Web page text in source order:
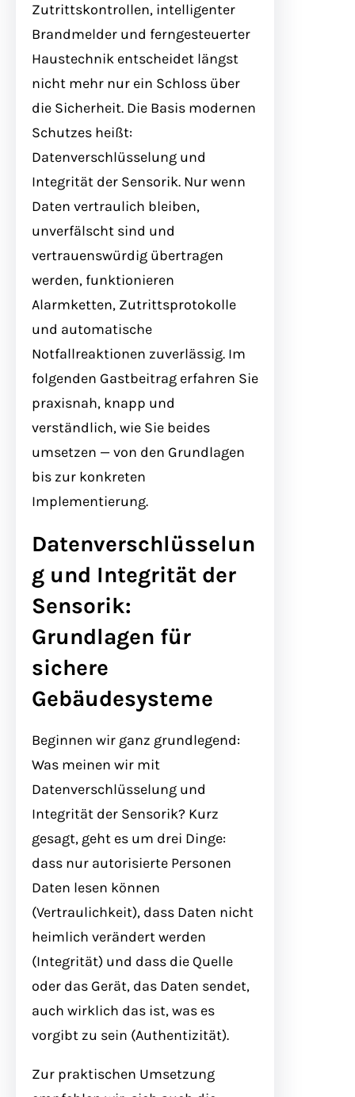
Zutrittskontrollen, intelligenter
Brandmelder und ferngesteuerter
Haustechnik entscheidet längst
nicht mehr nur ein Schloss über
die Sicherheit. Die Basis modernen
Schutzes heißt:
Datenverschlüsselung und
Integrität der Sensorik. Nur wenn
Daten vertraulich bleiben,
unverfälscht sind und
vertrauenswürdig übertragen
werden, funktionieren
Alarmketten, Zutrittsprotokolle
und automatische
Notfallreaktionen zuverlässig. Im
folgenden Gastbeitrag erfahren Sie
praxisnah, knapp und
verständlich, wie Sie beides
umsetzen — von den Grundlagen
bis zur konkreten
Implementierung.
Datenverschlüsselun
g und Integrität der
Sensorik:
Grundlagen für
sichere
Gebäudesysteme
Beginnen wir ganz grundlegend:
Was meinen wir mit
Datenverschlüsselung und
Integrität der Sensorik? Kurz
gesagt, geht es um drei Dinge:
dass nur autorisierte Personen
Daten lesen können
(Vertraulichkeit), dass Daten nicht
heimlich verändert werden
(Integrität) und dass die Quelle
oder das Gerät, das Daten sendet,
auch wirklich das ist, was es
vorgibt zu sein (Authentizität).
Zur praktischen Umsetzung